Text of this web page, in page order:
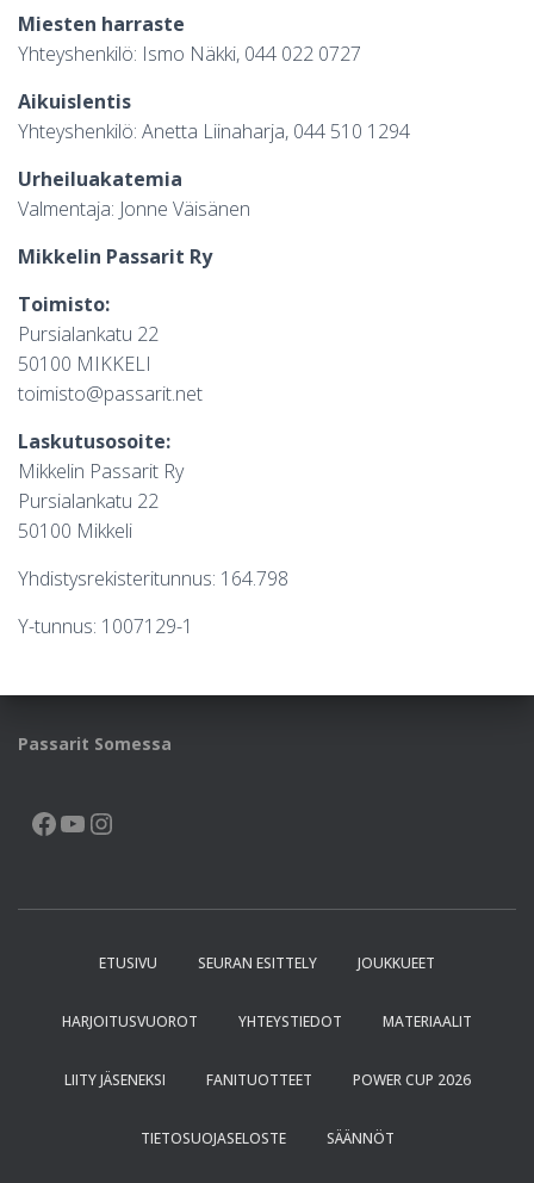
Miesten harraste
Yhteyshenkilö: Ismo Näkki, 044 022 0727
Aikuislentis
Yhteyshenkilö: Anetta Liinaharja, 044 510 1294
Urheiluakatemia
Valmentaja: Jonne Väisänen
Mikkelin Passarit Ry
Toimisto:
Pursialankatu 22
50100 MIKKELI
toimisto@passarit.net
Laskutusosoite:
Mikkelin Passarit Ry
Pursialankatu 22
50100 Mikkeli
Yhdistysrekisteritunnus: 164.798
Y-tunnus: 1007129-1
Passarit Somessa
FACEBOOK YOUTUBE
ETUSIVU SEURAN ESITTELY JOUKKUEET
HARJOITUSVUOROT YHTEYSTIEDOT MATERIAALIT
LIITY JÄSENEKSI FANITUOTTEET POWER CUP 2026
TIETOSUOJASELOSTE SÄÄNNÖT